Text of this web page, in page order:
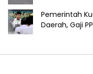
Pemerintah
Daerah, Gaji